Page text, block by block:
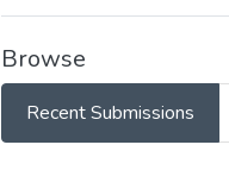
Browse
Recent Submissions